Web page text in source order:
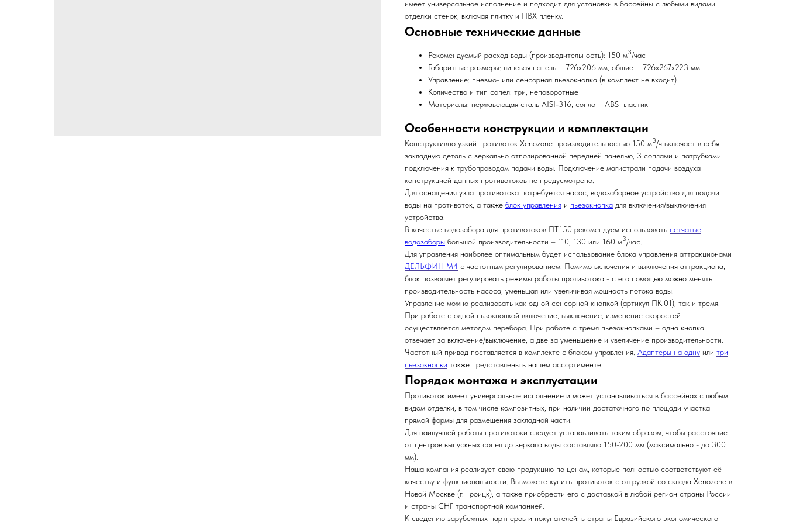
имеет универсальное исполнение и подходит для установки в бассейны с любыми видами
отделки стенок, включая плитку и ПВХ пленку.
Основные технические данные
Рекомендуемый расход воды (производительность): 150 м3/час
Габаритные размеры: лицевая панель ‒ 726х206 мм, общие ‒ 726х267х223 мм
Управление: пневмо- или сенсорная пьезокнопка (в комплект не входит)
Количество и тип сопел: три, неповоротные
Материалы: нержавеющая сталь AISI-316, сопло ‒ ABS пластик
Особенности конструкции и комплектации
Конструктивно узкий противоток Xenozone производительностью 150 м3/ч включает в себя
закладную деталь с зеркально отполированной передней панелью, 3 соплами и патрубками
подключения к трубопроводам подачи воды. Подключение магистрали подачи воздуха
конструкцией данных противотоков не предусмотрено.
Для оснащения узла противотока потребуется насос, водозаборное устройство для подачи
воды на противоток, а также блок управления и пьезокнопка для включения/выключения
устройства.
В качестве водозабора для противотоков ПТ.150 рекомендуем использовать сетчатые
водозаборы большой производительности – 110, 130 или 160 м3/час.
Для управления наиболее оптимальным будет использование блока управления аттракционами
ДЕЛЬФИН М4 с частотным регулированием. Помимо включения и выключения аттракциона,
блок позволяет регулировать режимы работы противотока - с его помощью можно менять
производительность насоса, уменьшая или увеличивая мощность потока воды.
Управление можно реализовать как одной сенсорной кнопкой (артикул ПК.01), так и тремя.
При работе с одной пьзокнопкой включение, выключение, изменение скоростей
осуществляется методом перебора. При работе с тремя пьезокнопками – одна кнопка
отвечает за включение/выключение, а две за уменьшение и увеличение производительности.
Частотный привод поставляется в комплекте с блоком управления. Адаптеры на одну или три
пьезокнопки также представлены в нашем ассортименте.
Порядок монтажа и эксплуатации
Противоток имеет универсальное исполнение и может устанавливаться в бассейнах с любым
видом отделки, в том числе композитных, при наличии достаточного по площади участка
прямой формы для размещения закладной части.
Для наилучшей работы противотоки следует устанавливать таким образом, чтобы расстояние
от центров выпускных сопел до зеркала воды составляло 150-200 мм (максимально - до 300
мм).
Наша компания реализует свою продукцию по ценам, которые полностью соответствуют её
качеству и функциональности. Вы можете купить противоток с отгрузкой со склада Xenozone в
Новой Москве (г. Троицк), а также приобрести его с доставкой в любой регион страны России
и страны СНГ транспортной компанией.
К сведению зарубежных партнеров и покупателей: в страны Евразийского экономического